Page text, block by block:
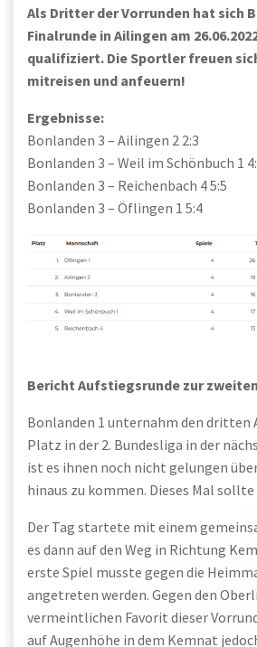
Als Dritter der Vorrunden hat sich
Finalrunde in Ailingen am
qualifiziert. Die Sportler freuen
mitreisen und anfeuern!
Ergebnisse:
Bonlanden 3 – Ailingen 2 2:3
Bonlanden 3 – Weil im Schönbuch 1
Bonlanden 3 – Reichenbach 4 5:5
Bonlanden 3 – Öflingen 1 5:4
Bericht Aufstiegsrunde zur
Bonlanden 1 unternahm den dritten
Platz in der 2. Bundesliga in der
ist es ihnen noch nicht gelungen
hinaus zu kommen. Dieses Mal
Der Tag startete mit einem
es dann auf den Weg in Richtung
erste Spiel musste gegen die
angetreten werden. Gegen den
vermeintlichen Favorit dieser
auf Augenhöhe in dem Kemnat